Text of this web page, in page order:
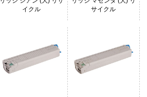
イクル
サイクル